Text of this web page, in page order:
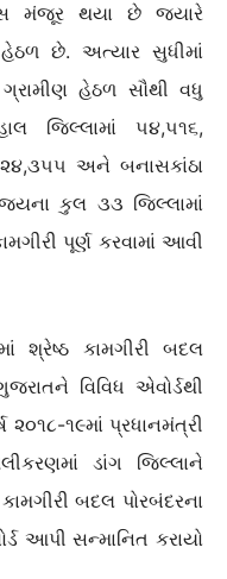
મંજૂર થયા છે જ્યારે
છે. અત્યાર સુધીમાં
હેઠળ સૌથી વધુ
જિલ્લામાં ૫૪,૫૧૬,
૨૪,૩૫૫ અને બનાસકાંઠા
કુલ ૩૩ જિલ્લામાં
પૂર્ણ કરવામાં આવી
કામગીરી બદલ
વિવિધ એવોર્ડથી
૧૯માં પ્રધાનમંત્રી
ડાંગ જિલ્લાને
બદલ પોરબંદરના
આપી સન્માનિત કરાયો